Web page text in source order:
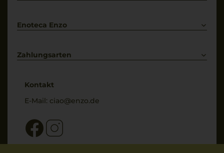
Enoteca Enzo
Bewertungs-Richtlinien
Zahlungsarten
Kontakt
E-Mail: ciao@enzo.de